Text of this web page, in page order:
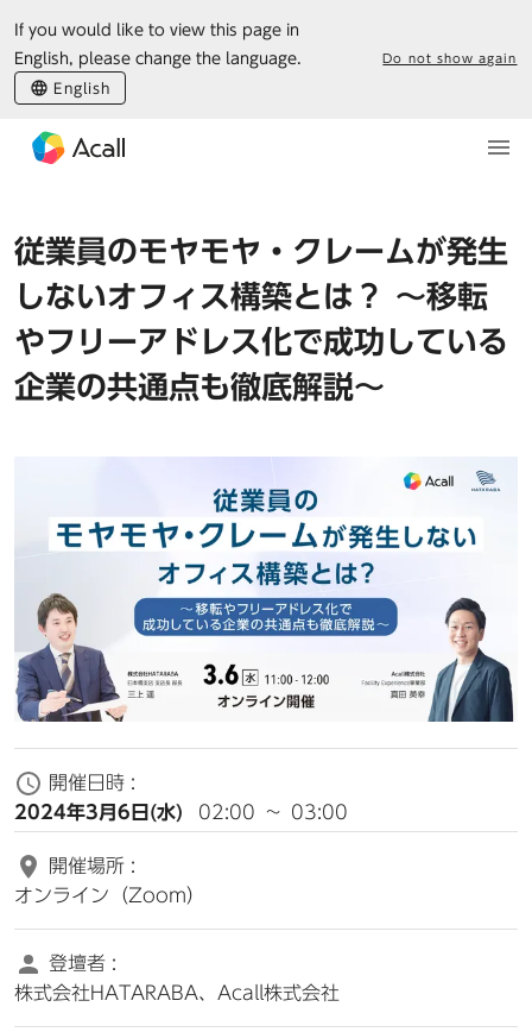
If you would like to view this page in
English, please change the language.
English
Do not show again
従業員のモヤモヤ・クレームが発生
しないオフィス構築とは？ ～移転
やフリーアドレス化で成功している
企業の共通点も徹底解説～
開催日時 :
2024年3月6日(水)
02:00 ~ 03:00
開催場所 :
オンライン（Zoom）
登壇者 :
株式会社HATARABA、Acall株式会社